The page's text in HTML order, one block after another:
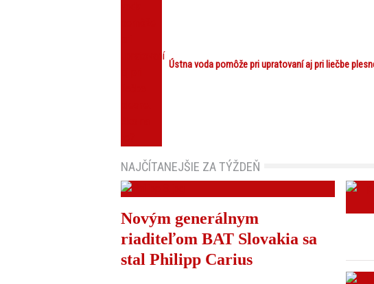
Ústna voda pomôže pri upratovaní aj pri liečbe
NAJČÍTANEJŠIE ZA TÝŽDEŇ
Novým generálnym
riaditeľom BAT Slovakia sa
stal Philipp Carius